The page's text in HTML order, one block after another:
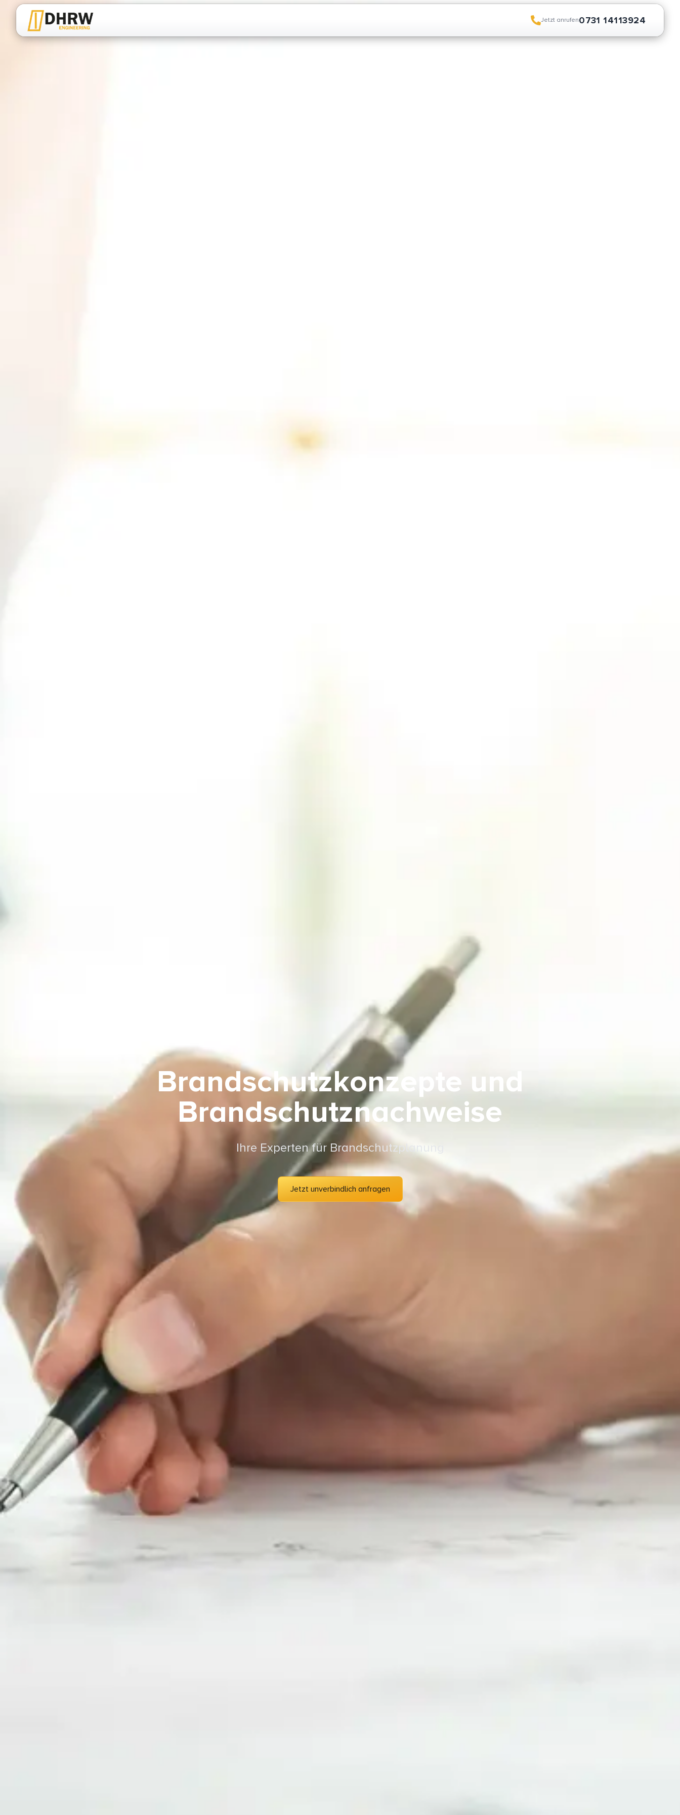
Jetzt anrufen0731 14113924
Brandschutzkonzepte und
Brandschutznachweise
Ihre Experten für Brandschutzplanung
Jetzt unverbindlich anfragen